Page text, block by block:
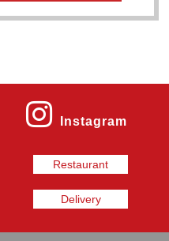
Instagram
Restaurant
Delivery